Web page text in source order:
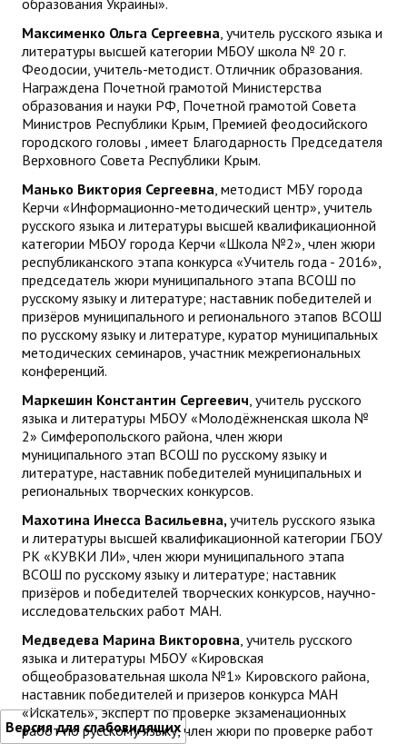
образования Украины».
Максименко Ольга Сергеевна, учитель русского языка и
литературы высшей категории МБОУ школа № 20 г.
Феодосии, учитель-методист. Отличник образования.
Награждена Почетной грамотой Министерства
образования и науки РФ, Почетной грамотой Совета
Министров Республики Крым, Премией феодосийского
городского головы , имеет Благодарность Председателя
Верховного Совета Республики Крым.
Манько Виктория Сергеевна, методист МБУ города
Керчи «Информационно-методический центр», учитель
русского языка и литературы высшей квалификационной
категории МБОУ города Керчи «Школа №2», член жюри
республиканского этапа конкурса «Учитель года - 2016»,
председатель жюри муниципального этапа ВСОШ по
русскому языку и литературе; наставник победителей и
призёров муниципального и регионального этапов ВСОШ
по русскому языку и литературе, куратор муниципальных
методических семинаров, участник межрегиональных
конференций.
Маркешин Константин Сергеевич, учитель русского
языка и литературы МБОУ «Молодёжненская школа №
2» Симферопольского района, член жюри
муниципального этап ВСОШ по русскому языку и
литературе, наставник победителей муниципальных и
региональных творческих конкурсов.
Махотина Инесса Васильевна,учитель русского языка
и литературы высшей квалификационной категории ГБОУ
РК «КУВКИ ЛИ», член жюри муниципального этапа
ВСОШ по русскому языку и литературе; наставник
призёров и победителей творческих конкурсов, научно-
исследовательских работ МАН.
Медведева Марина Викторовна, учитель русского
языка и литературы МБОУ «Кировская
общеобразовательная школа №1» Кировского района,
наставник победителей и призеров конкурса МАН
«Искатель», эксперт по проверке экзаменационных
работ по русскому языку, член жюри по проверке работ
Версия для слабовидящих